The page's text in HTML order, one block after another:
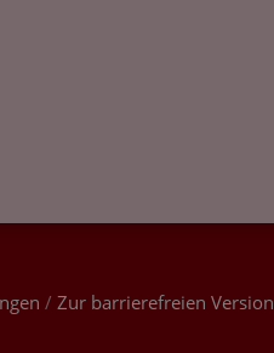
/ Zur barrierefreien Version